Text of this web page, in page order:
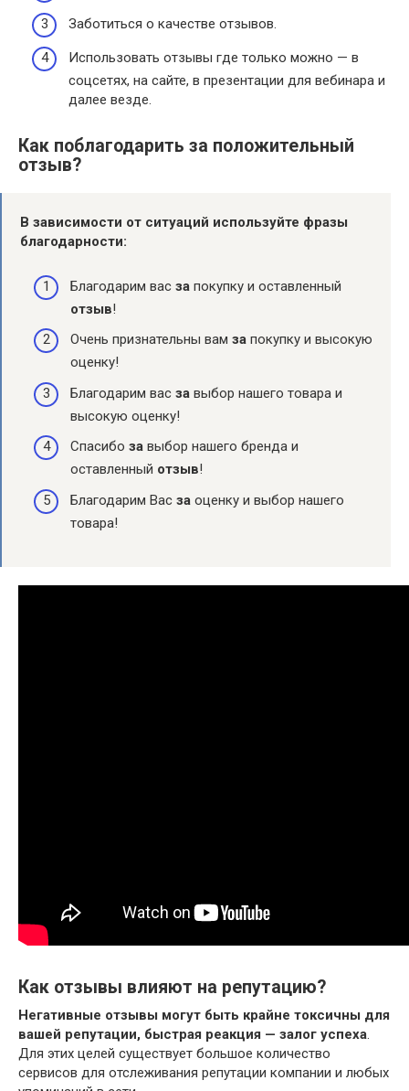
Заботиться о качестве отзывов.
Использовать отзывы где только можно — в
соцсетях, на сайте, в презентации для вебинара и
далее везде.
Как поблагодарить за положительный
отзыв?
В зависимости от ситуаций используйте фразы
благодарности:
Благодарим вас за покупку и оставленный
отзыв!
Очень признательны вам за покупку и высокую
оценку!
Благодарим вас за выбор нашего товара и
высокую оценку!
Спасибо за выбор нашего бренда и
оставленный отзыв!
Благодарим Вас за оценку и выбор нашего
товара!
Как отзывы влияют на репутацию?
Негативные отзывы могут быть крайне токсичны для
вашей репутации, быстрая реакция — залог успеха.
Для этих целей существует большое количество
сервисов для отслеживания репутации компании и любых